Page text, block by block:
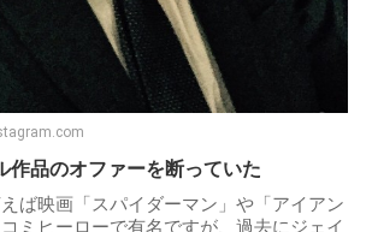
作品のオファーを断っていた
ば映画「スパイダーマン」や「アイアン
ミヒーローで有名ですが、過去にジェイ